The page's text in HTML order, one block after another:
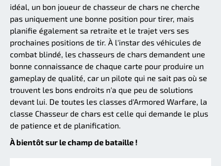
idéal, un bon joueur de chasseur de chars ne cherche
pas uniquement une bonne position pour tirer, mais
planifie également sa retraite et le trajet vers ses
prochaines positions de tir. À l'instar des véhicules de
combat blindé, les chasseurs de chars demandent une
bonne connaissance de chaque carte pour produire un
gameplay de qualité, car un pilote qui ne sait pas où se
trouvent les bons endroits n'a que peu de solutions
devant lui. De toutes les classes d'Armored Warfare, la
classe Chasseur de chars est celle qui demande le plus
de patience et de planification.
À bientôt sur le champ de bataille !